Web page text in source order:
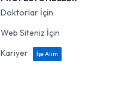
Doktorlar İçin
Web Siteniz İçin
Kariyer
İşe Alım